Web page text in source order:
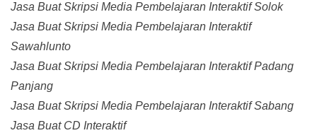
Jasa Buat Skripsi Media Pembelajaran Interaktif Solok
Jasa Buat Skripsi Media Pembelajaran Interaktif
Sawahlunto
Jasa Buat Skripsi Media Pembelajaran Interaktif Padang
Panjang
Jasa Buat Skripsi Media Pembelajaran Interaktif Sabang
Jasa Buat CD Interaktif